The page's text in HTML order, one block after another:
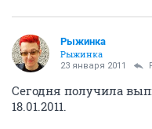
Рыжинка
Рыжинка
23 января 2011
Сегодня получила
18.01.2011.